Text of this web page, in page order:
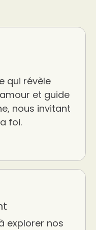
qui révèle
et guide
nous invitant
foi.
explorer nos